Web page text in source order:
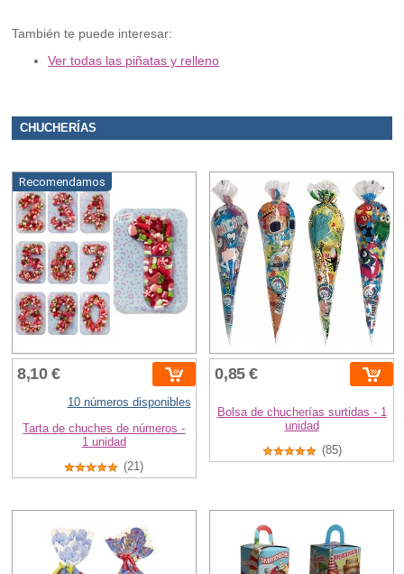
También te puede interesar:
Ver todas las piñatas y relleno
CHUCHERÍAS
Recomendamos
8,10 €
10 números disponibles
Tarta de chuches de números -
1 unidad
(21)
0,85 €
Bolsa de chucherías surtidas - 1
unidad
(85)